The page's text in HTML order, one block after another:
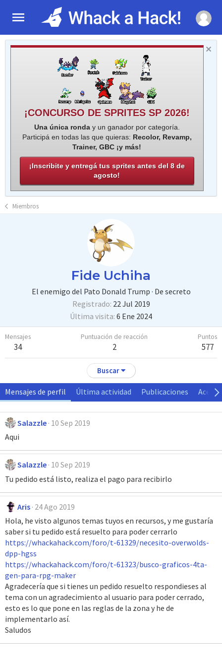
¡CONCURSO DE SPRITES SP 2026!
Una única ronday un ganador por categoría.
Participá en todas las que quieras: Recolor, Revamp,
Trainer, GBC ¡y más!
¡Inscribite y entregá tus sprites antes del 8 de
agosto!
Miembros
Fide Uchiha
El enemigo del Pato Donald Trump · De secreto
Registrado 22 Jul 2019
Última visita 6 Ene 2024
Mensajes
34
Puntuación de reacción
2
Puntos
577
Buscar
Mensajes de perfil Última actividad Publicaciones Acerca
Salazzle 10 Sep 2019
Aqui
Salazzle 10 Sep 2019
Tu pedido está listo, realiza el pago para recibirlo
Aris 24 Ago 2019
Hola, he visto algunos temas tuyos en recursos, y me gustaría
saber si tu pedido está resuelto para poder cerrarlo
https://whackahack.com/foro/t-61329/necesito-overwolds-
dpp-hgss
https://whackahack.com/foro/t-61323/busco-graficos-4ta-
gen-para-rpg-maker
Agradecería que si tienes un pedido resuelto respondieses al
tema con un agradecimiento al usuario para poder cerrado,
esto es lo que pone en las reglas de la zona y he de
implementarlo así.
Saludos